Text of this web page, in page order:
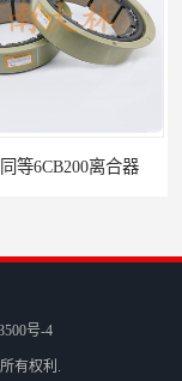
器
号-4
有权利.